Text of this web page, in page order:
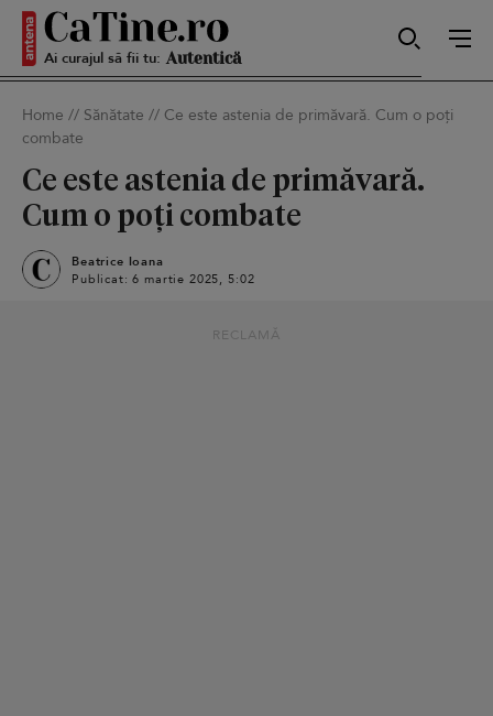
Ai curajul să fii tu: Sexy
Home // Sănătate // Ce este astenia de primăvară. Cum o poți
combate
Ce este astenia de primăvară.
Cum o poți combate
Beatrice Ioana
Publicat: 6 martie 2025, 5:02
RECLAMĂ